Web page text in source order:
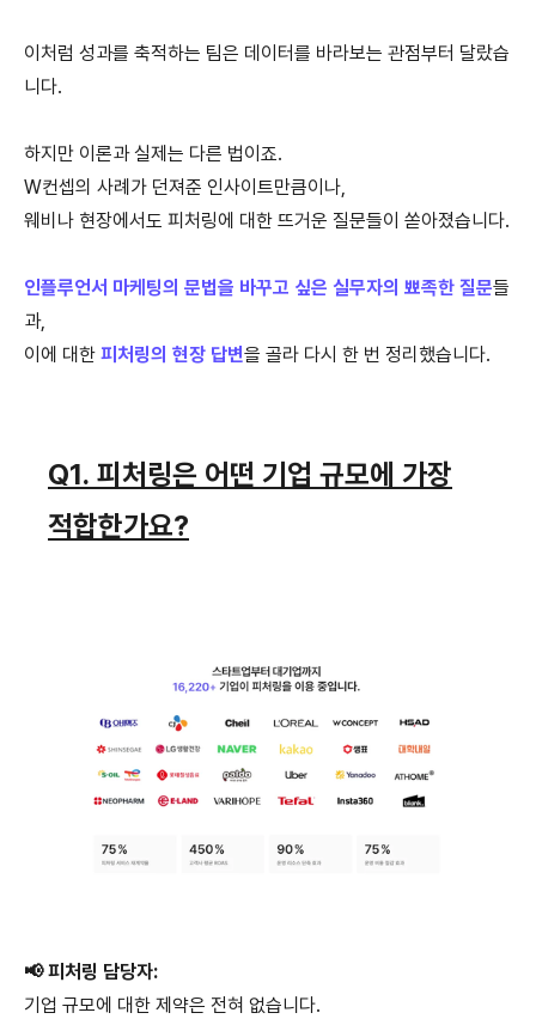
이처럼 성과를 축적하는 팀은 데이터를 바라보는 관점부터 달랐습
니다.
하지만 이론과 실제는 다른 법이죠.
W컨셉의 사례가 던져준 인사이트만큼이나,
웨비나 현장에서도 피처링에 대한 뜨거운 질문들이 쏟아졌습니다.
인플루언서 마케팅의 문법을 바꾸고 싶은 실무자의 뾰족한 질문들
과,
이에 대한 피처링의 현장 답변을 골라 다시 한 번 정리했습니다.
Q1. 피처링은 어떤 기업 규모에 가장
적합한가요?
📢 피처링 담당자:
기업 규모에 대한 제약은 전혀 없습니다.